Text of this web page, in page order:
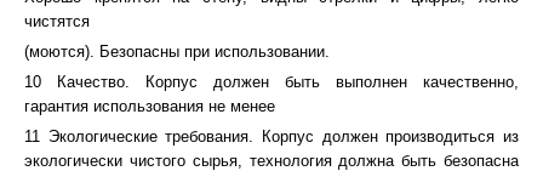
чистятся
(моются). Безопасны при использовании.
10 Качество. Корпус должен быть выполнен качественно,
гарантия использования не менее
11 Экологические требования. Корпус должен производиться из
экологически чистого сырья, технология должна быть безопасна